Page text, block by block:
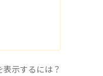
示するには？